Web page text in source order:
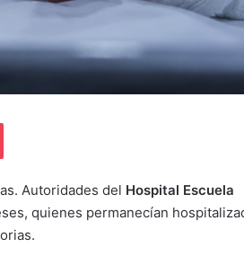
Pocket
Autoridades del Hospital Escuela
quienes permanecían